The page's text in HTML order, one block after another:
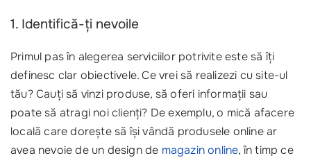
1. Identifică-ți nevoile
Primul pas în alegerea serviciilor potrivite este să îți
definesc clar obiectivele. Ce vrei să realizezi cu site-ul
tău? Cauți să vinzi produse, să oferi informații sau
poate să atragi noi clienți? De exemplu, o mică afacere
locală care dorește să își vândă produsele online ar
avea nevoie de un design de magazin online, în timp ce